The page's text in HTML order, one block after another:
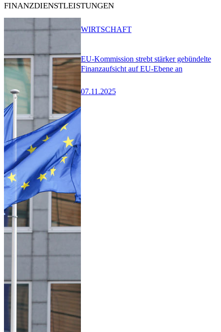
FINANZDIENSTLEISTUNGEN
EU-Kommission strebt stärker gebündelte
Finanzaufsicht auf EU-Ebene an
07.11.2025
WIRTSCHAFT